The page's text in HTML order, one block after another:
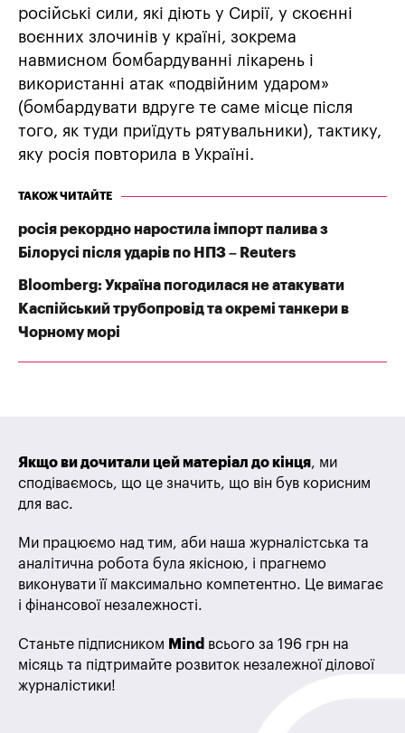
російські сили, які діють у Сирії, у скоєнні
воєнних злочинів у країні, зокрема
навмисном бомбардуванні лікарень і
використанні атак «подвійним ударом»
(бомбардувати вдруге те саме місце після
того, як туди приїдуть рятувальники), тактику,
яку росія повторила в Україні.
ТАКОЖ ЧИТАЙТЕ
росія рекордно наростила імпорт палива з
Білорусі після ударів по НПЗ – Reuters
Bloomberg: Україна погодилася не атакувати
Каспійський трубопровід та окремі танкери в
Чорному морі
Якщо ви дочитали цей матеріал до кінця, ми
сподіваємось, що це значить, що він був корисним
для вас.
Ми працюємо над тим, аби наша журналістська та
аналітична робота була якісною, і прагнемо
виконувати її максимально компетентно. Це вимагає
і фінансової незалежності.
Станьте підписником Mind всього за 196 грн на
місяць та підтримайте розвиток незалежної ділової
журналістики!